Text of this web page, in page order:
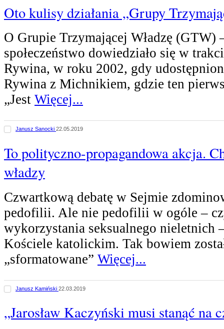
Oto kulisy działania „Grupy
O Grupie Trzymającej Władzę (GTW)
społeczeństwo dowiedziało się w
Rywina, w roku 2002, gdy
Rywina z Michnikiem, gdzie ten
„Jest Więcej...
Janusz Sanocki 22.05.2019
To polityczno-propagandowa akcja.
władzy
Czwartkową debatę w Sejmie
pedofilii. Ale nie pedofilii w ogóle –
wykorzystania seksualnego nieletnich
Kościele katolickim. Tak bowiem
„sformatowane” Więcej...
Janusz Kamiński 22.03.2019
„Jarosław Kaczyński musi stanąć na